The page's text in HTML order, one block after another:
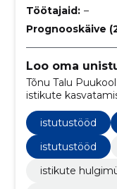
Töötajaid: –
Prognooskäive
Loo oma
Tõnu Talu
istikute
kavandamist ja
istutustööd
istutustööd
istikute